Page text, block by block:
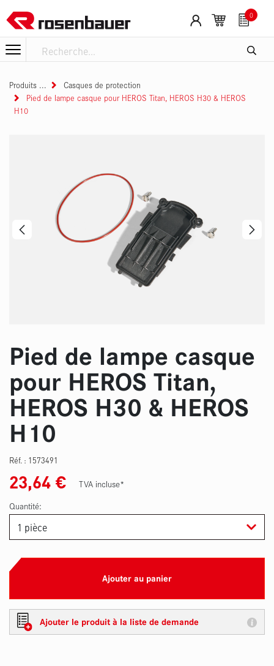
0
Produits
Casques de protection
Pied de lampe casque pour HEROS Titan, HEROS H30 & HEROS
H10
Pied de lampe casque
pour HEROS Titan,
HEROS H30 & HEROS
H10
Réf. : 1573491
23,64 €
TVA incluse*
Quantité:
Ajouter au panier
Ajouter le produit à la liste de demande